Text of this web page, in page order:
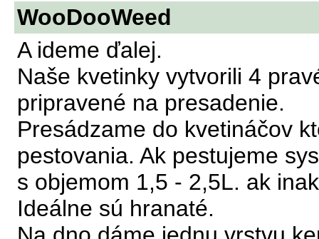
WooDooWeed
A ideme ďalej.
Naše kvetinky vytvorili 4
pripravené na presadenie.
Presádzame do kvetináčov
pestovania. Ak pestujeme
s objemom 1,5 - 2,5L. ak
Ideálne sú hranaté.